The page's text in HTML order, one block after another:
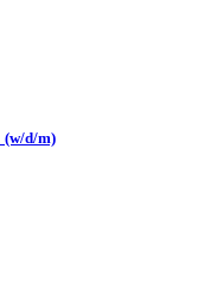
(w/d/m)